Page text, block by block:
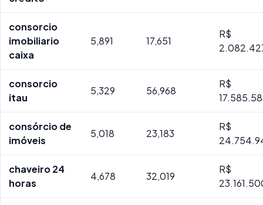
consorcio
imobiliario
caixa
5,891 17,651
R$
consorcio
itau
5,329 56,968
R$
consórcio de
imóveis
5,018 23,183
R$
chaveiro 24
horas
4,678 32,019
R$